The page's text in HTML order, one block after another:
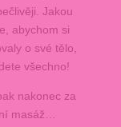
Jakou
abychom si
o své tělo,
všechno!
nakonec za
masáž…